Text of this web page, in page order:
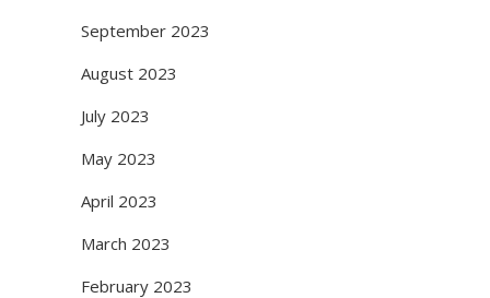
September 2023
August 2023
July 2023
May 2023
April 2023
March 2023
February 2023